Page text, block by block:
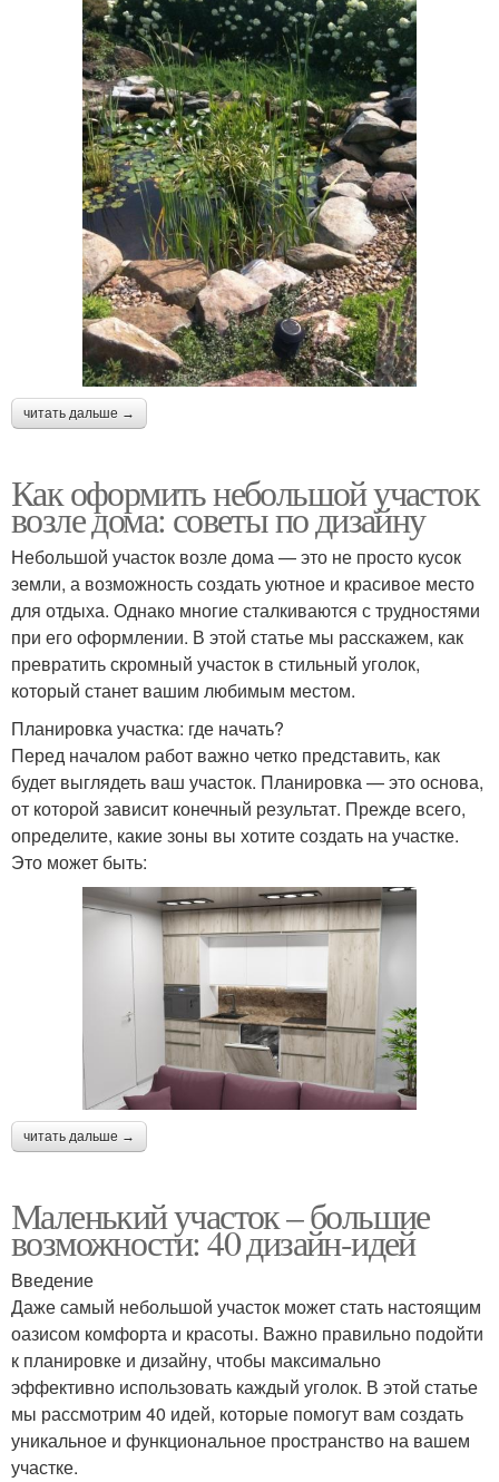
читать дальше →
Как оформить небольшой участок
возле дома: советы по дизайну
Небольшой участок возле дома — это не просто кусок
земли, а возможность создать уютное и красивое место
для отдыха. Однако многие сталкиваются с трудностями
при его оформлении. В этой статье мы расскажем, как
превратить скромный участок в стильный уголок,
который станет вашим любимым местом.
Планировка участка: где начать?
Перед началом работ важно четко представить, как
будет выглядеть ваш участок. Планировка — это основа,
от которой зависит конечный результат. Прежде всего,
определите, какие зоны вы хотите создать на участке.
Это может быть:
читать дальше →
Маленький участок – большие
возможности: 40 дизайн-идей
Введение
Даже самый небольшой участок может стать настоящим
оазисом комфорта и красоты. Важно правильно подойти
к планировке и дизайну, чтобы максимально
эффективно использовать каждый уголок. В этой статье
мы рассмотрим 40 идей, которые помогут вам создать
уникальное и функциональное пространство на вашем
участке.